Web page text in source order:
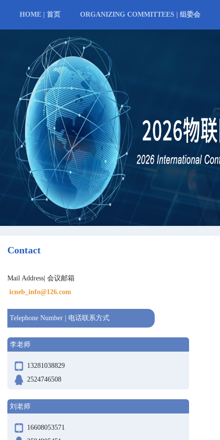
HOME | 首页 ORGANIZING COMMITTEES | 组委会
Contact
Mail Address| 会议邮箱
icneb_info@126.com
Telephone Number | 电话联系方式
李老师
13281038829
2524746508
刘老师
16608053571